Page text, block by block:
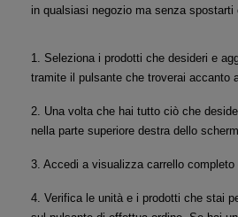
in qualsiasi negozio ma senza spostarti
1. Seleziona i prodotti che desideri e
tramite il pulsante che troverai accanto
2. Una volta che hai tutto ciò che
nella parte superiore destra dello
3. Accedi a visualizza carrello completo
4. Verifica le unità e i prodotti che stai